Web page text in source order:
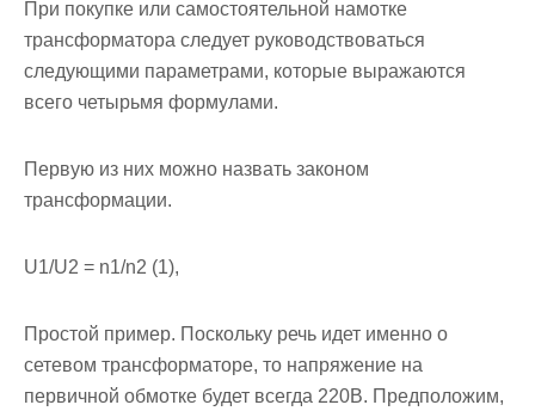
При покупке или самостоятельной намотке
трансформатора следует руководствоваться
следующими параметрами, которые выражаются
всего четырьмя формулами.
Первую из них можно назвать законом
трансформации.
U1/U2 = n1/n2 (1),
Простой пример. Поскольку речь идет именно о
сетевом трансформаторе, то напряжение на
первичной обмотке будет всегда 220В. Предположим,